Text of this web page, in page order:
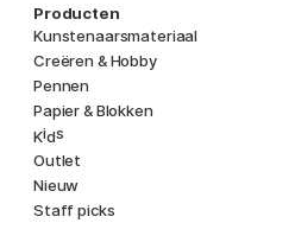
Producten
Kunstenaarsmateriaal
Creëren & Hobby
Pennen
Papier & Blokken
Kids
Outlet
Nieuw
Staff picks